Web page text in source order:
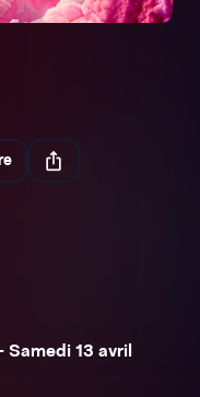
ios_share
13 avril